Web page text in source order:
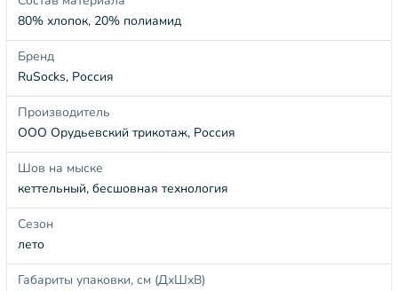
80% хлопок, 20% полиамид
Бренд
RuSocks, Россия
Производитель
ООО Орудьевский трикотаж, Россия
Шов на мыске
кеттельный, бесшовная технология
Сезон
лето
Габариты упаковки, см (ДхШхВ)